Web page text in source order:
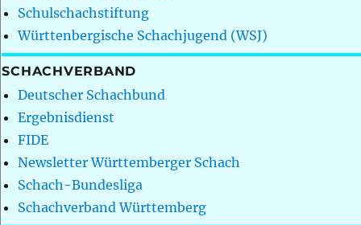
Schulschachstiftung
Württenbergische Schachjugend (WSJ)
SCHACHVERBAND
Deutscher Schachbund
Ergebnisdienst
FIDE
Newsletter Württemberger Schach
Schach-Bundesliga
Schachverband Württemberg